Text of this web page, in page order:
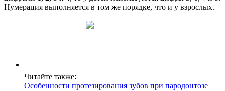
Нумерация выполняется в том же порядке, что и у взрослых.
Читайте также:
Особенности протезирования зубов при пародонтозе